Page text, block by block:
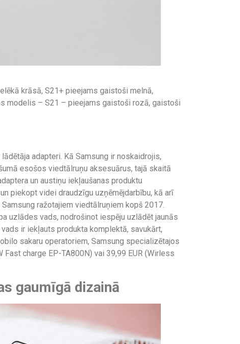
krāsā, S21+ pieejams gaistoši melnā,
modelis – S21 – pieejams gaistoši rozā, gaistoši
adapteri. Kā Samsung ir noskaidrojis,
esošos viedtālruņu aksesuārus, tajā skaitā
un austiņu iekļaušanas produktu
piekopt videi draudzīgu uzņēmējdarbību, kā arī
ražotajiem viedtālruņiem kopš 2017.
uzlādes vads, nodrošinot iespēju uzlādēt jaunās
ir iekļauts produkta komplektā, savukārt,
sakaru operatoriem, Samsung specializētajos
charge EP-TA800N) vai 39,99 EUR (Wirless
gaumīgā dizainā